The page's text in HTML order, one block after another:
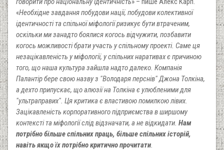
«Необхідне завдання побудови нації, побудови колективної
ідентичності та спільної міфології ризикує бути втраченим,
оскільки ми занадто боялися когось відчужити, позбавити
когось можливості брати участь у спільному проекті. Саме ця
незацікавленість у міфології, у спільних наративах є причиною
того, що наша культура зайшла надто далеко. Компанія
Палантір бере свою назву з "Володаря перснів" Джона Толкіна,
а дехто припускає, що алюзії на Толкіна є улюбленими для
"ультраправих". Ця критика є властивою помилкою лівих.
Зацікавленість корпоративного підприємства в ширшому
контексті та міфології слід відзначати, а не відкидати. Нам
потрібно більше спільних праць, більше спільних історій,
навіть якщо їх потрібно критично прочитати.